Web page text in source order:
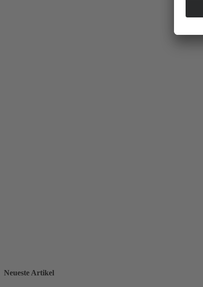
Neueste Artikel